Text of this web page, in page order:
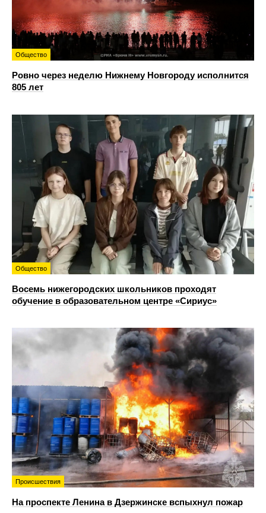
Общество
Ровно через неделю Нижнему Новгороду исполнится
805 лет
Общество
Восемь нижегородских школьников проходят
обучение в образовательном центре «Сириус»
Происшествия
На проспекте Ленина в Дзержинске вспыхнул пожар